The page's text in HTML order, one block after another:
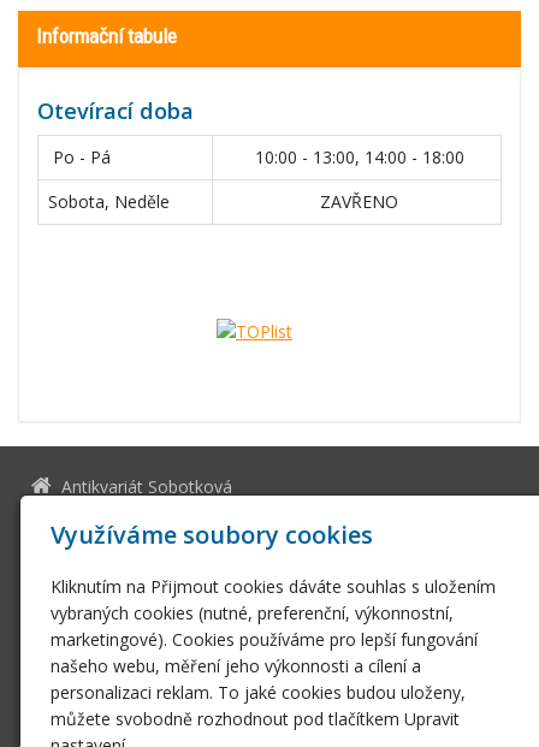
Informační tabule
Otevírací doba
Po - Pá
10:00 - 13:00, 14:00 - 18:00
Sobota, Neděle
ZAVŘENO
Antikvariát Sobotková
Rašínova 98/1
602 00 Brno - město
IČ 13036661
DIČ CZ505112128
ssobotkova@gmail.com
+420 542 212 393
Využíváme soubory cookies
Kliknutím na Přijmout cookies dáváte souhlas s uložením
vybraných cookies (nutné, preferenční, výkonnostní,
marketingové). Cookies používáme pro lepší fungování
našeho webu, měření jeho výkonnosti a cílení a
personalizaci reklam. To jaké cookies budou uloženy,
můžete svobodně rozhodnout pod tlačítkem Upravit